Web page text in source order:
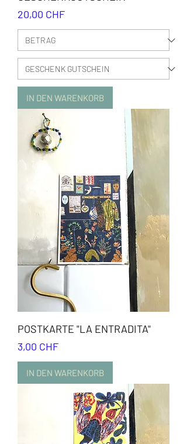
Preis
20,00 CHF
IN DEN WARENKORB
POSTKARTE "LA ENTRADITA"
Preis
3,00 CHF
IN DEN WARENKORB